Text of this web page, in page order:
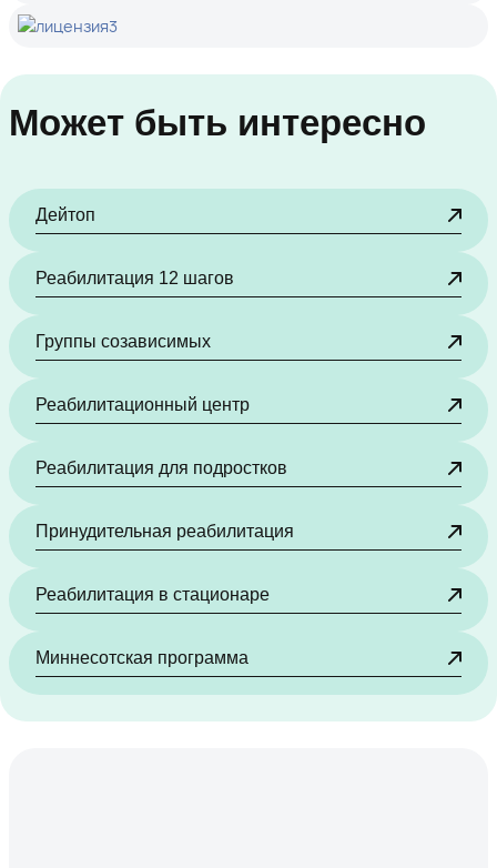
Может быть интересно
Дейтоп
Реабилитация 12 шагов
Группы созависимых
Реабилитационный центр
Реабилитация для подростков
Принудительная реабилитация
Реабилитация в стационаре
Миннесотская программа